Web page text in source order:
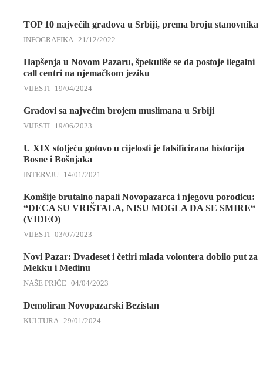
TOP 10 najvećih gradova u Srbiji, prema broju stanovnika
INFOGRAFIKA 21/12/2022
Hapšenja u Novom Pazaru, špekuliše se da postoje ilegalni
call centri na njemačkom jeziku
VIJESTI 19/04/2024
Gradovi sa najvećim brojem muslimana u Srbiji
VIJESTI 19/06/2023
U XIX stoljeću gotovo u cijelosti je falsificirana historija
Bosne i Bošnjaka
INTERVJU 14/01/2021
Komšije brutalno napali Novopazarca i njegovu porodicu:
“DECA SU VRIŠTALA, NISU MOGLA DA SE SMIRE“
(VIDEO)
VIJESTI 03/07/2023
Novi Pazar: Dvadeset i četiri mlada volontera dobilo put za
Mekku i Medinu
NAŠE PRIČE 04/04/2023
Demoliran Novopazarski Bezistan
KULTURA 29/01/2024